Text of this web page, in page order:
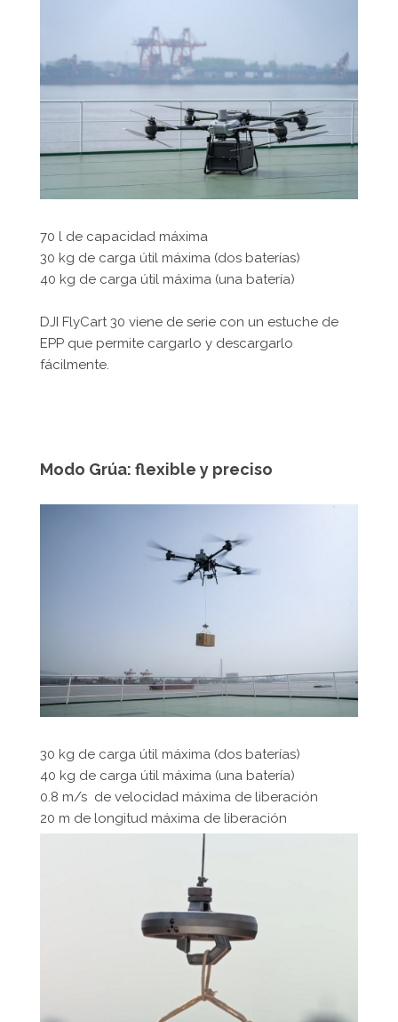
70 l de capacidad máxima
30 kg de carga útil máxima (dos baterías)
40 kg de carga útil máxima (una batería)
DJI FlyCart 30 viene de serie con un estuche de
EPP que permite cargarlo y descargarlo
fácilmente.
Modo Grúa: flexible y preciso
30 kg de carga útil máxima (dos baterías)
40 kg de carga útil máxima (una batería)
0.8 m/s ‌ de velocidad máxima de liberación
20 m de longitud máxima de liberación